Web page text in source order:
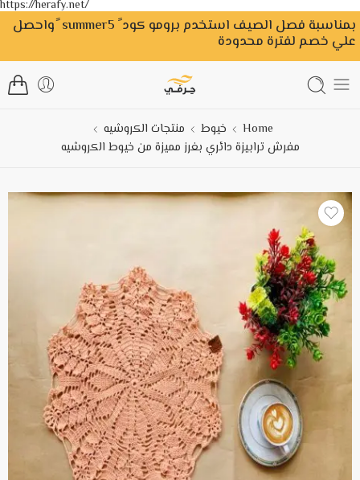
https://herafy.net/
بمناسبة فصل الصيف استخدم برومو كود ً summer5 ًواحصل
علي خصم لفترة محدودة
Home خيوط
منتجات الكروشيه
مفرش ترابيزة دائري بغرز مميزة من خيوط الكروشيه